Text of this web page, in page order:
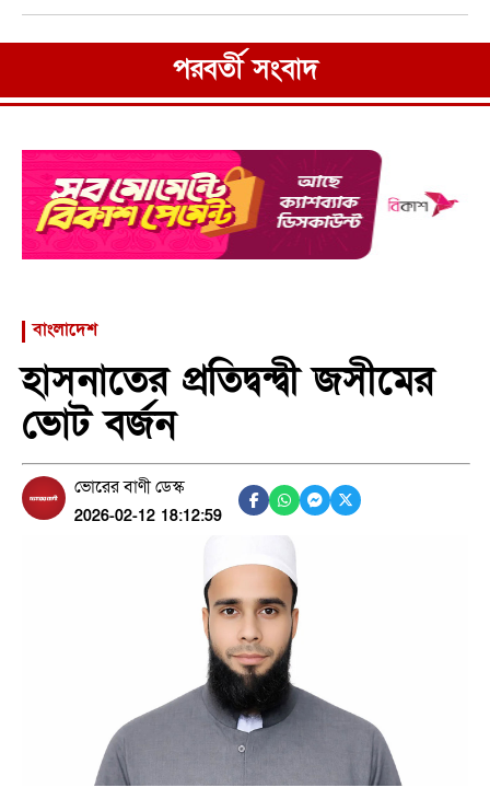
পরবর্তী সংবাদ
বাংলাদেশ
হাসনাতের প্রতিদ্বন্দ্বী জসীমের
ভোট বর্জন
ভোরের বাণী ডেস্ক
2026-02-12 18:12:59